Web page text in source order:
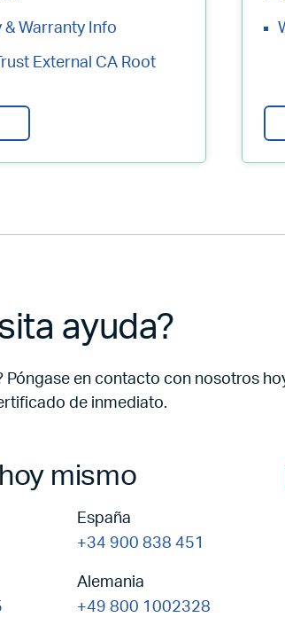
& Warranty Info
External CA Root
ayuda?
Póngase en contacto con nosotros
de inmediato.
mismo
España
+34 900 838 451
Alemania
+49 800 1002328